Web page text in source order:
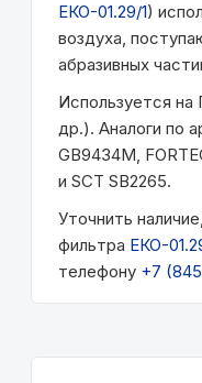
ЕКО-01.29/1)
воздуха,
абразивных
Используется на
др.). Аналоги по
GB9434M,
и SCT SB2265.
Уточнить
фильтра ЕКО-
телефону +7